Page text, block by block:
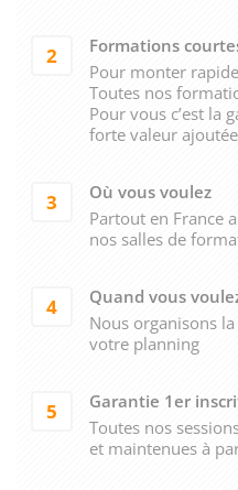
2
Formations
Pour monter
Toutes nos
Pour vous c’est la
forte valeur
3
Où vous voulez
Partout en France
nos salles de
4
Quand vous
Nous organisons
votre planning
5
Garantie 1er
Toutes nos
et maintenues à